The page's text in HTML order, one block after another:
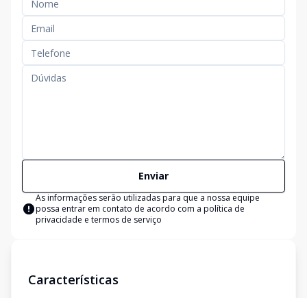
Enviar
As informações serão utilizadas para que a nossa equipe
possa entrar em contato de acordo com a política de
privacidade e termos de serviço
Características